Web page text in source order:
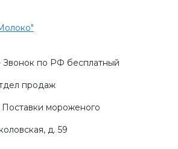
Звонок по РФ бесплатный
продаж
Поставки мороженого
д. 59